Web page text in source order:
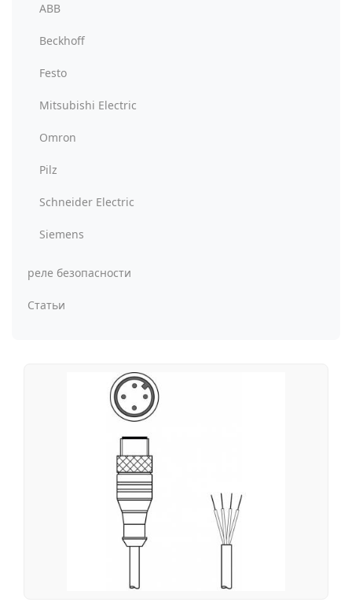
ABB
Beckhoff
Festo
Mitsubishi Electric
Omron
Pilz
Schneider Electric
Siemens
реле безопасности
Статьи